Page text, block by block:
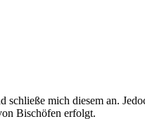
schließe mich diesem an.
Bischöfen erfolgt.